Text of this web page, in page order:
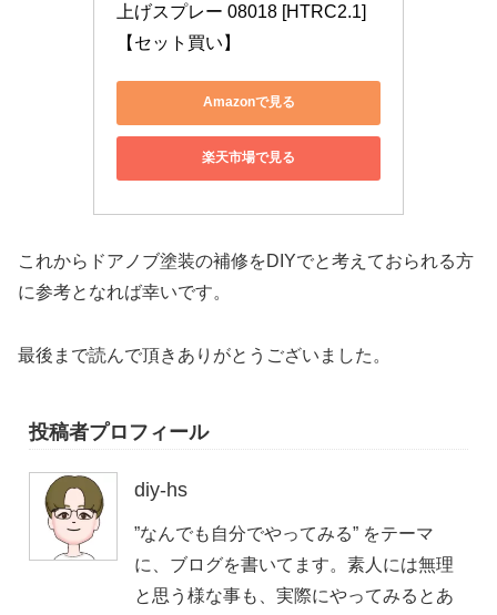
上げスプレー 08018 [HTRC2.1]
【セット買い】
Amazonで見る
楽天市場で見る
これからドアノブ塗装の補修をDIYでと考えておられる方
に参考となれば幸いです。
最後まで読んで頂きありがとうございました。
投稿者プロフィール
diy-hs
”なんでも自分でやってみる” をテーマ
に、ブログを書いてます。素人には無理
と思う様な事も、実際にやってみるとあ